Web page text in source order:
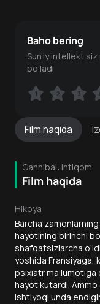
Filmhaqida
Gannibal: Intiqom
Film haqida
Hikoya
Barcha
hayotining birinchi
shafqatsizlarcha
yoshida Fransiyaga,
psixiatr ma’lumotiga
hayot kutardi. Ammo
ishtiyoqi unda
Baho bering
Sun'iy intellekt
bo'ladi
1 2 3
1 2 3